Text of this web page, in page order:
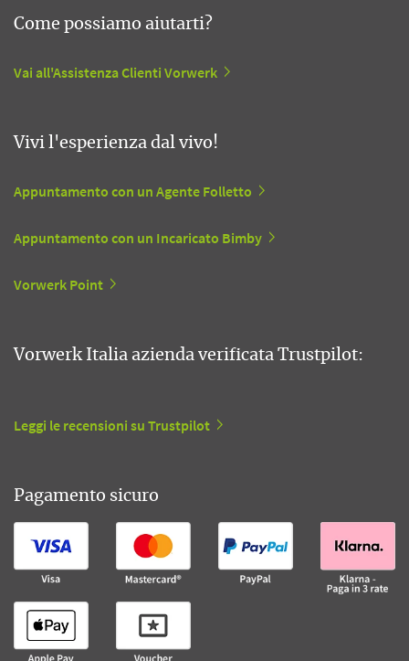
Come possiamo aiutarti?
Vai all'Assistenza Clienti Vorwerk
Vivi l'esperienza dal vivo!
Appuntamento con un Agente Folletto
Appuntamento con un Incaricato Bimby
Vorwerk Point
Vorwerk Italia azienda verificata Trustpilot:
Leggi le recensioni su Trustpilot
Pagamento sicuro